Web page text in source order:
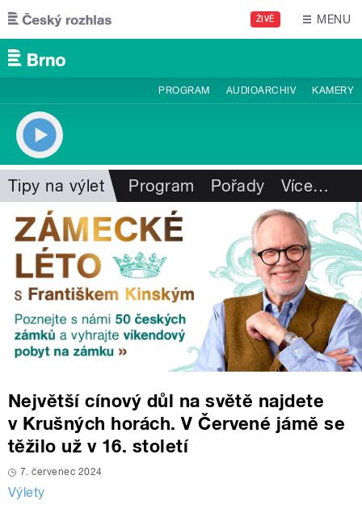
Přejít k hlavnímu obsahu
ŽIVĚ MENU
PROGRAM AUDIOARCHIV KAMERY
Tipy na výlet Program Pořady Více…
Největší cínový důl na světě najdete
v Krušných horách. V Červené jámě se
těžilo už v 16. století
7. červenec 2024
Výlety